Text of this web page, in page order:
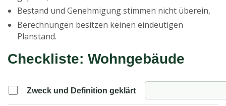
Bestand und Genehmigung stimmen nicht überein,
Berechnungen besitzen keinen eindeutigen
Planstand.
Checkliste: Wohngebäude
Zweck und Definition geklärt